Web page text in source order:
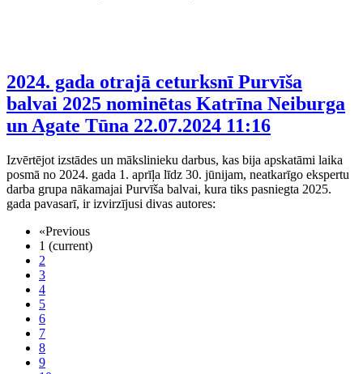
2024. gada otrajā ceturksnī Purvīša
balvai 2025 nominētas Katrīna Neiburga
un Agate Tūna 22.07.2024 11:16
Izvērtējot izstādes un mākslinieku darbus, kas bija apskatāmi laika
posmā no 2024. gada 1. aprīļa līdz 30. jūnijam, neatkarīgo ekspertu
darba grupa nākamajai Purvīša balvai, kura tiks pasniegta 2025.
gada pavasarī, ir izvirzījusi divas autores:
«Previous
1 (current)
2
3
4
5
6
7
8
9